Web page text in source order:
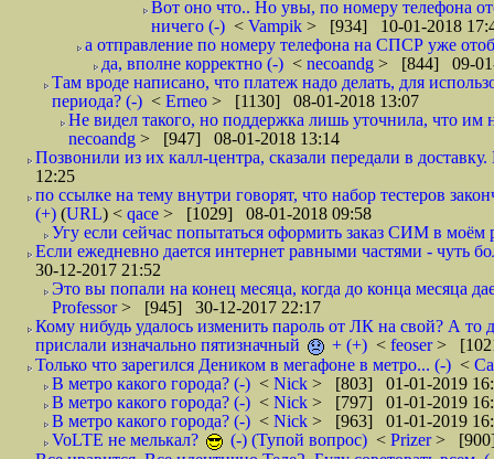
Вот оно что.. Но увы, по номеру телефона
ничего (-) < Vampik > [934] 10-01-2018
а отправление по номеру телефона на СПСР уже
да, вполне корректно (-) < necoandg > [844] 09-01-
Там вроде написано, что платеж надо делать, для
периода? (-) < Erneo > [1130] 08-01-2018 13:07
Не видел такого, но поддержка лишь уточнила, что
necoandg > [947] 08-01-2018 13:14
Позвонили из их калл-центра, сказали передали в
12:25
по ссылке на тему внутри говорят, что набор тестеров
(+) (URL) < qace > [1029] 08-01-2018 09:58
Угу если сейчас попытаться оформить заказ СИМ в моём
Если ежедневно дается интернет равными частями - чуть
30-12-2017 21:52
Это вы попали на конец месяца, когда до конца месяца
Professor> [945] 30-12-2017 22:17
Кому нибудь удалось изменить пароль от ЛК на свой? А то
прислали изначально пятизначный
+ (+) < feoser>
Только что зарегился Деником в мегафоне в метро... (-) <
В метро какого города? (-) < Nick > [803] 01-01-2019
В метро какого города? (-) < Nick > [797] 01-01-2019
В метро какого города? (-) < Nick > [963] 01-01-2019
VoLTE не мелькал?
(-) (Тупой вопрос) < Prizer>